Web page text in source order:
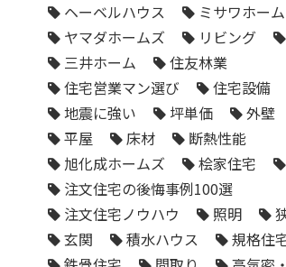
ヘーベルハウス
ミサワホーム
ヤマダホームズ
リビング
三井ホーム
住友林業
住宅営業マン選び
住宅設備
地震に強い
坪単価 外壁
平屋
床材
断熱性能
旭化成ホームズ
桧家住宅
注文住宅の後悔事例100選
注文住宅ノウハウ
照明
玄関
積水ハウス 規格住